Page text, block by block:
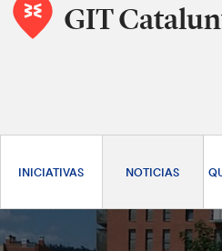
GIT
INICIATIVAS NOTICIAS